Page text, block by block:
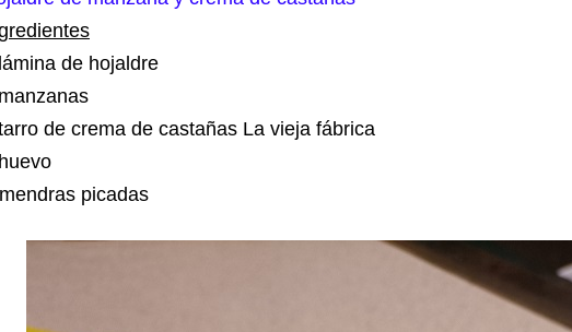
de hojaldre
de crema de castañas La vieja fábrica
picadas